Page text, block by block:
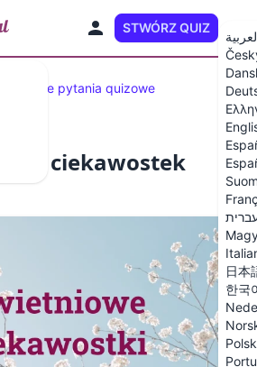
STWÓRZ QUIZ
日本
한국
zabawne pytania quizowe
ciekawostek